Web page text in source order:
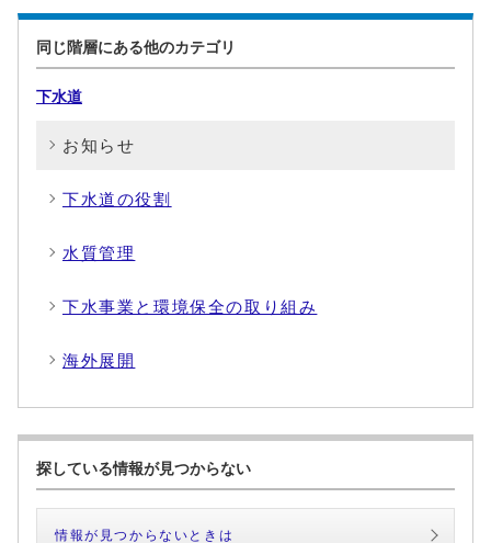
同じ階層にある他のカテゴリ
下水道
お知らせ
下水道の役割
水質管理
下水事業と環境保全の取り組み
海外展開
探している情報が見つからない
情報が見つからないときは